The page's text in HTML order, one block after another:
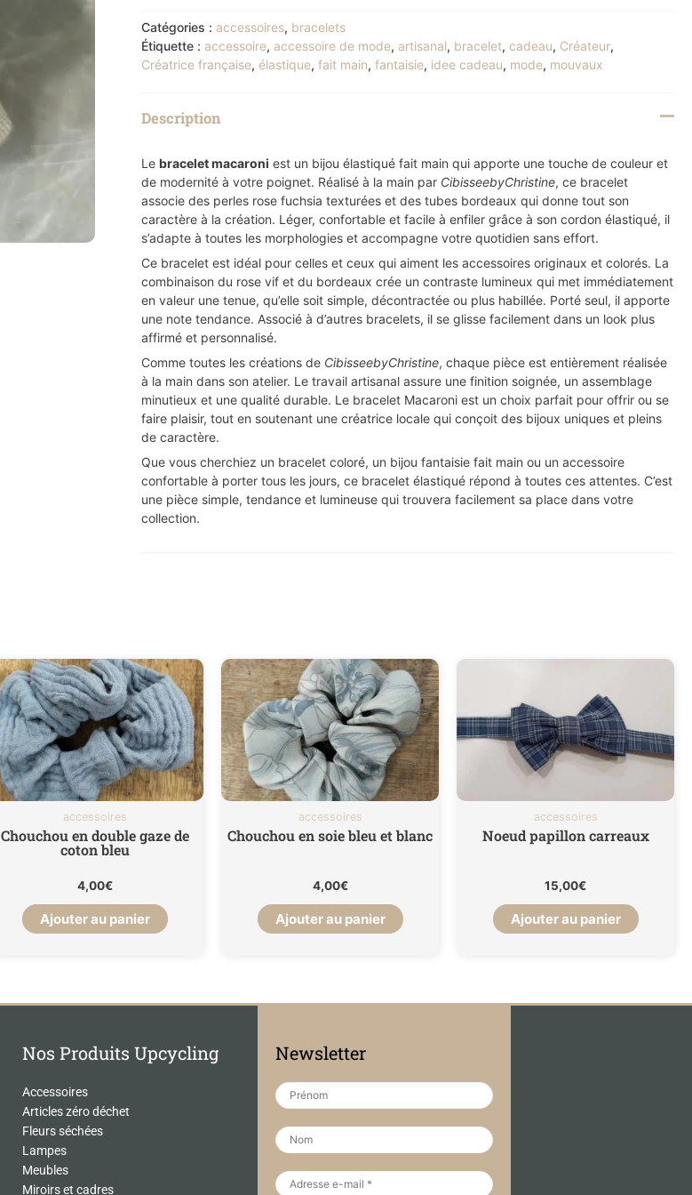
Catégories : accessoires, bracelets
Étiquette : accessoire, accessoire de mode, artisanal, bracelet,cadeau, Créateur,
Créatrice française,élastique,fait main,fantaisie, idee cadeau, mode, mouvaux
Description
Lebracelet macaroni est un bijou élastiqué fait main qui apporte une touche de couleur et
de modernité à votre poignet. Réalisé à la main par CibisseebyChristine, ce bracelet
associe des perles rose fuchsia texturées et des tubes bordeaux qui donne tout son
caractère à la création. Léger, confortable et facile à enfiler grâce à son cordon élastiqué, il
s’adapte à toutes les morphologies et accompagne votre quotidien sans effort.
Ce bracelet est idéal pour celles et ceux qui aiment les accessoires originaux et colorés. La
combinaison du rose vif et du bordeaux crée un contraste lumineux qui met immédiatement
en valeur une tenue, qu’elle soit simple, décontractée ou plus habillée. Porté seul, il apporte
une note tendance. Associé à d’autres bracelets, il se glisse facilement dans un look plus
affirmé et personnalisé.
Comme toutes les créations de CibisseebyChristine, chaque pièce est entièrement réalisée
à la main dans son atelier. Le travail artisanal assure une finition soignée, un assemblage
minutieux et une qualité durable. Le bracelet Macaroni est un choix parfait pour offrir ou se
faire plaisir, tout en soutenant une créatrice locale qui conçoit des bijoux uniques et pleins
de caractère.
Que vous cherchiez un bracelet coloré, un bijou fantaisie fait main ou un accessoire
confortable à porter tous les jours, ce bracelet élastiqué répond à toutes ces attentes. C’est
une pièce simple, tendance et lumineuse qui trouvera facilement sa place dans votre
collection.
accessoires
Chouchou en double gaze de
coton bleu
4,00€
Ajouter au panier
accessoires
Chouchou en soie bleu et blanc
4,00€
Ajouter au panier
accessoires
Noeud papillon carreaux
15,00€
Ajouter au panier
Nos Produits Upcycling
Accessoires
Articles zéro déchet
Fleurs séchées
Lampes
Meubles
Miroirs et cadres
Newsletter